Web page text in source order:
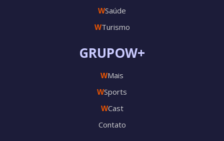
GRUPOW+
WMais
WSports
WCast
Contato
WSaúde
WTurismo